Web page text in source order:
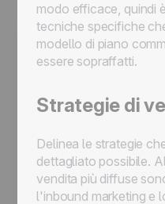
modo efficace, quindi
tecniche specifiche
modello di piano
essere sopraffatti.
Strategie di
Delinea le strategie
dettagliato possibile.
vendita più diffuse
l'inbound marketing e